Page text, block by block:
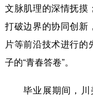
文脉肌理的深情抚摸
打破边界的协同创新
片等前沿技术进行
子的“青春答卷”。
毕业展期间，川